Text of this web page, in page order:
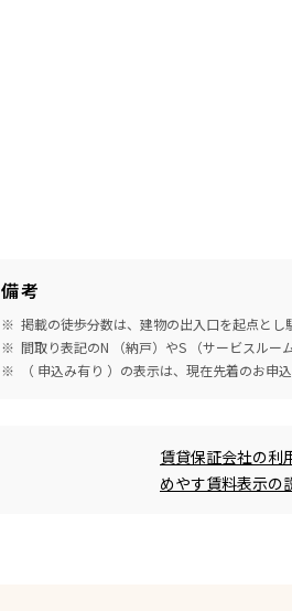
備考
掲載の徒歩分数は、建物の出入口を起点と
間取り表記のN （納戸）やS （サービスル
（ 申込み有り ）の表示は、現在先着のお
めやす賃料表示賃貸保証会社の利
めやす賃料表示の